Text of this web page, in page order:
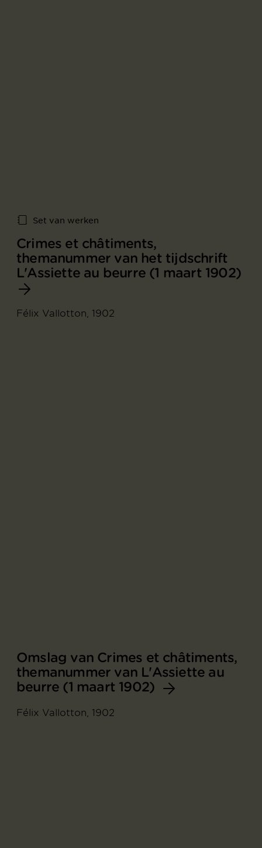
Set van werken
Crimes et châtiments,
themanummer van het tijdschrift
L'Assiette au beurre (1 maart 1902)
Félix Vallotton, 1902
Omslag van Crimes et châtiments,
themanummer van L'Assiette au
beurre (1 maart 1902)
Félix Vallotton, 1902